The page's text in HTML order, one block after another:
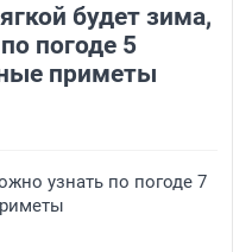
будет зима,
погоде 5
приметы
узнать по погоде 7